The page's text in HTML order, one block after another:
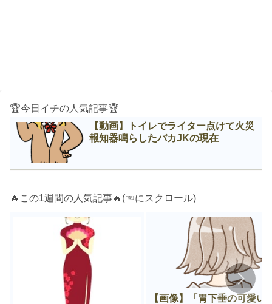
🏆今日イチの人気記事🏆
【動画】トイレでライター点けて火災
報知器鳴らしたバカJKの現在
🔥この1週間の人気記事🔥(☜にスクロール)
【画像】「胃下垂の可愛い